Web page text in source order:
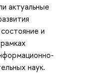
актуальные
и
наук.